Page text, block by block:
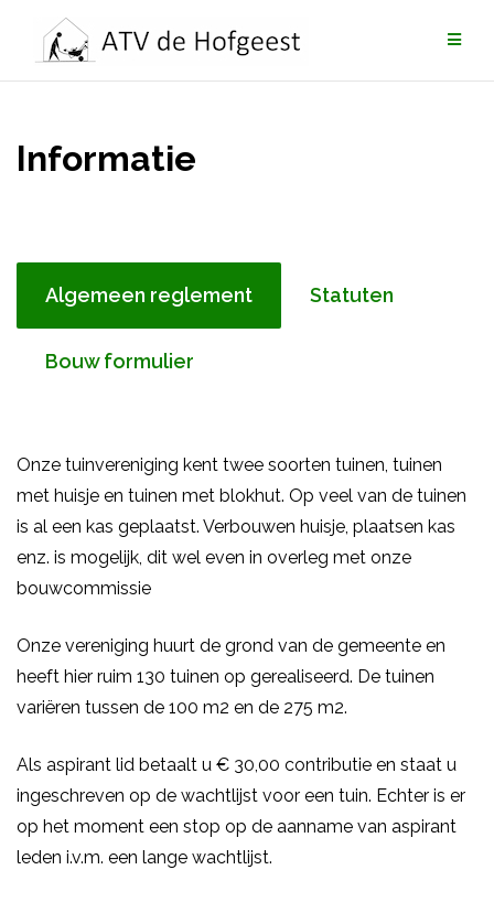
de
Informatie
Algemeen reglement Statuten
Bouw formulier
Onze tuinvereniging kent twee soorten tuinen, tuinen
met huisje en tuinen met blokhut. Op veel van de tuinen
is al een kas geplaatst. Verbouwen huisje, plaatsen kas
enz. is mogelijk, dit wel even in overleg met onze
bouwcommissie
Onze vereniging huurt de grond van de gemeente en
heeft hier ruim 130 tuinen op gerealiseerd. De tuinen
variëren tussen de 100 m2 en de 275 m2.
Als aspirant lid betaalt u € 30,00 contributie en staat u
ingeschreven op de wachtlijst voor een tuin. Echter is er
op het moment een stop op de aanname van aspirant
leden i.v.m. een lange wachtlijst.